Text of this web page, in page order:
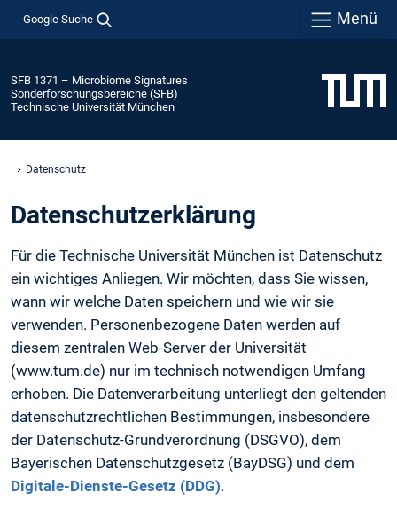
Google Suche Menü
SFB 1371 – Microbiome Signatures
Sonderforschungsbereiche (SFB)
Technische Universität München
Datenschutz
Daten­schutz­erklärung
Für die Technische Universität München ist Datenschutz
ein wichtiges Anliegen. Wir möchten, dass Sie wissen,
wann wir welche Daten speichern und wie wir sie
verwenden. Personenbezogene Daten werden auf
diesem zentralen Web-Server der Universität
(www.tum.de) nur im technisch notwendigen Umfang
erhoben. Die Datenverarbeitung unterliegt den geltenden
datenschutzrechtlichen Bestimmungen, insbesondere
der Datenschutz-Grundverordnung (DSGVO), dem
Bayerischen Datenschutzgesetz (BayDSG) und dem
Digitale-Dienste-Gesetz (DDG).